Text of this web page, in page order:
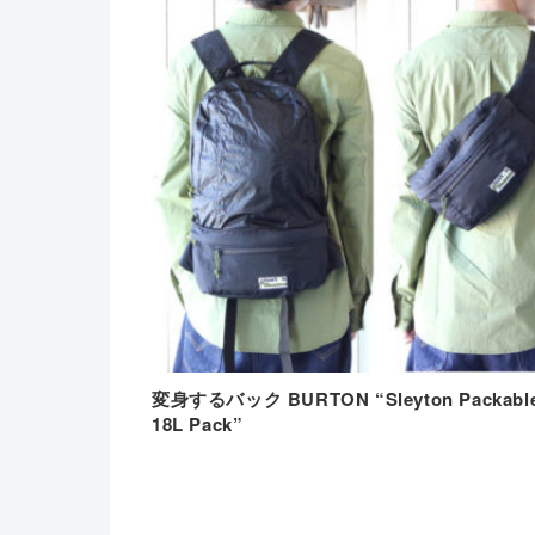
変身するバック BURTON “Sleyton
18L Pack”